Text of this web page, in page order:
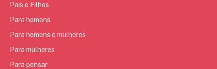
Pais e Filhos
Para homens
Para homens e mulheres
Para mulheres
Para pensar